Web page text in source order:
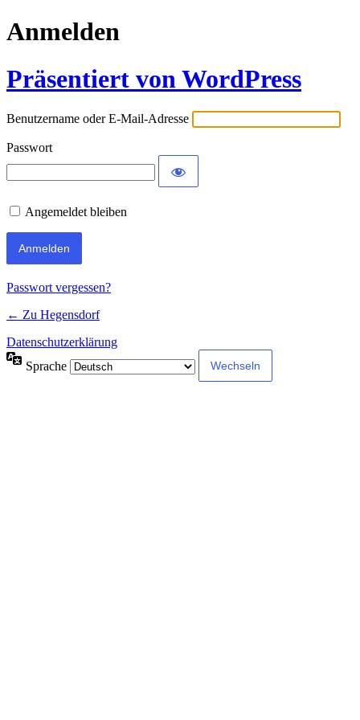
Anmelden
Präsentiert von WordPress
Benutzername oder E-Mail-Adresse
Passwort
Angemeldet bleiben
Passwort vergessen?
← Zu Hegensdorf
Datenschutzerklärung
Sprache